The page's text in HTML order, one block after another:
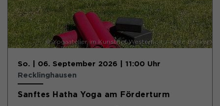
© Yogaatelier im Kunsthof Westerholt / Anke Becker
So. | 06. September 2026 | 11:00 Uhr
Recklinghausen
Sanftes Hatha Yoga am Förderturm